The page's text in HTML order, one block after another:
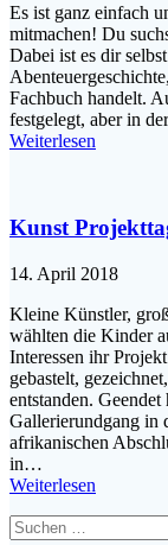
Es ist ganz einfach
mitmachen! Du
Dabei ist es dir
Fachbuch handelt.
festgelegt, aber in
Weiterlesen
Kunst
14. April 2018
Kleine Künstler,
wählten die Kinder
Interessen ihr
gebastelt,
entstanden.
Gallerierundgang in
afrikanischen
in…
Weiterlesen
Suchen